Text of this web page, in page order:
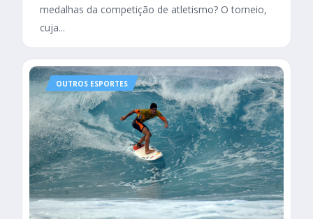
medalhas da competição de atletismo? O torneio,
cuja...
OUTROS ESPORTES